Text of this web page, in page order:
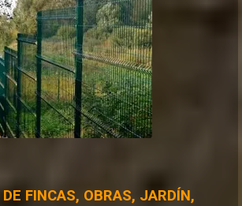
FINCAS, OBRAS, JARDÍN,